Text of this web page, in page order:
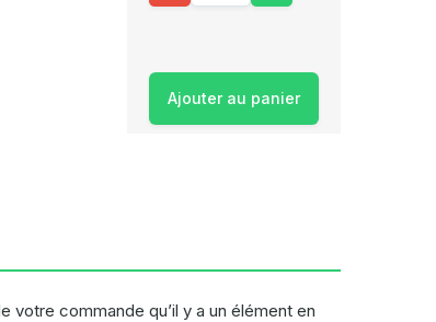
Ajouter au panier
votre commande qu’il y a un élément en